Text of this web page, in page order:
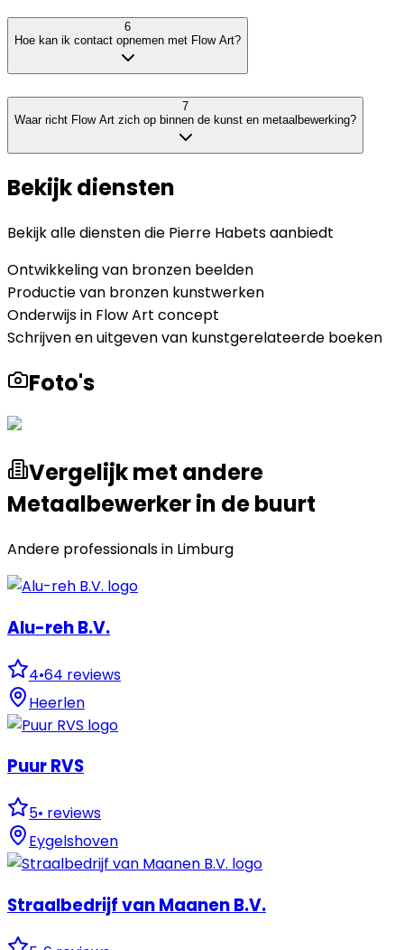
6
Hoe kan ik contact opnemen met Flow Art?
7
Waar richt Flow Art zich op binnen de kunst en metaalbewerking?
Bekijk diensten
Bekijk alle diensten die Pierre Habetsaanbiedt
Ontwikkeling van bronzen beelden
Productie van bronzen kunstwerken
Onderwijs in Flow Art concept
Schrijven en uitgeven van kunstgerelateerde boeken
Foto's
Vergelijk met andere
Metaalbewerker in de buurt
Andere professionals in Limburg
Alu-reh B.V.
4•64 reviews
Heerlen
Puur RVS
5• reviews
Eygelshoven
Straalbedrijf van Maanen B.V.